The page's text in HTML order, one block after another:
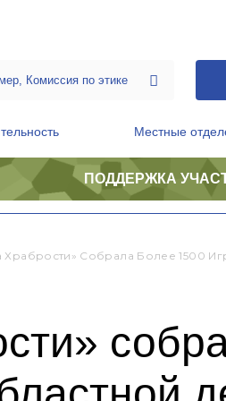
Местные
ПОДДЕРЖКА
Храбрости» Собрала Более 1500